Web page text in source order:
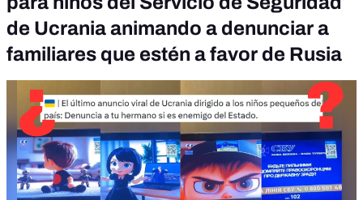
de Ucrania animando a denunciar a
familiares que estén a favor de Rusia